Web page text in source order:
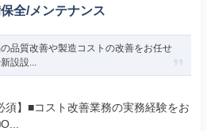
全/メンテナンス
品質改善や製造コストの改善をお任せ
設設...
須】■コスト改善業務の実務経験をお